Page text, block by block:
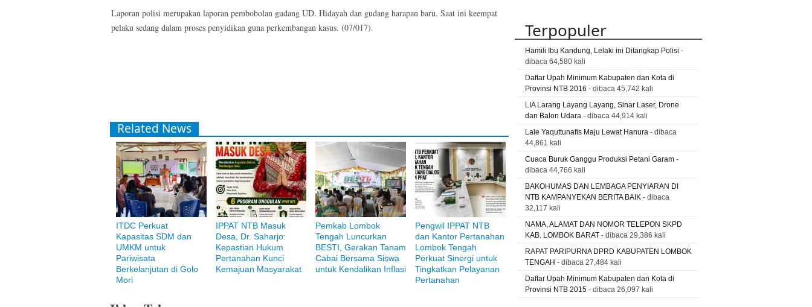
Laporan polisi merupakan laporan pembobolan gudang UD. Hidayah dan gudang harapan baru. Saat ini keempat
pelaku sedang dalam proses penyidikan guna perkembangan kasus. (07/017).
Related News
ITDC Perkuat
Kapasitas SDM dan
UMKM untuk
Pariwisata
Berkelanjutan di Golo
Mori
IPPAT NTB Masuk
Desa, Dr. Saharjo:
Kepastian Hukum
Pertanahan Kunci
Kemajuan Masyarakat
Pemkab Lombok
Tengah Luncurkan
BESTI, Gerakan Tanam
Cabai Bersama Siswa
untuk Kendalikan Inflasi
Pengwil IPPAT NTB
dan Kantor Pertanahan
Lombok Tengah
Perkuat Sinergi untuk
Tingkatkan Pelayanan
Pertanahan
Bank Muamalat
Raih ketenangan dengan akses yang luas di Bank Muamalat
Terpopuler
Hamili Ibu Kandung, Lelaki ini Ditangkap Polisi -
dibaca 64,580 kali
Daftar Upah Minimum Kabupaten dan Kota di
Provinsi NTB 2016 - dibaca 45,742 kali
LIA Larang Layang Layang, Sinar Laser, Drone
dan Balon Udara - dibaca 44,914 kali
Lale Yaquttunafis Maju Lewat Hanura - dibaca
44,861 kali
Cuaca Buruk Ganggu Produksi Petani Garam -
dibaca 44,766 kali
BAKOHUMAS DAN LEMBAGA PENYIARAN DI
NTB KAMPANYEKAN BERITA BAIK - dibaca
32,117 kali
NAMA, ALAMAT DAN NOMOR TELEPON SKPD
KAB. LOMBOK BARAT - dibaca 29,386 kali
RAPAT PARIPURNA DPRD KABUPATEN LOMBOK
TENGAH - dibaca 27,484 kali
Daftar Upah Minimum Kabupaten dan Kota di
Provinsi NTB 2015 - dibaca 26,097 kali